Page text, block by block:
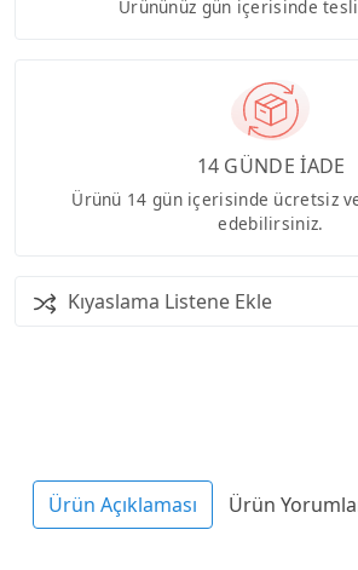
Ürününüz gün içerisinde
14 GÜNDE İADE
Ürünü 14 gün içerisinde ücretsiz
edebilirsiniz.
Kıyaslama Listene Ekle
Ürün Açıklaması Ürün